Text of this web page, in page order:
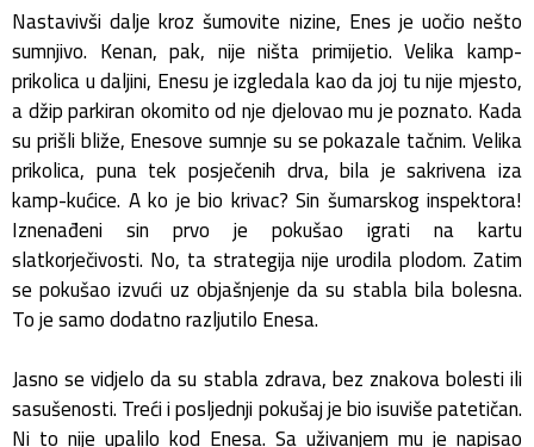
Nastavivši dalje kroz šumovite nizine, Enes je uočio nešto
sumnjivo. Kenan, pak, nije ništa primijetio. Velika kamp-
prikolica u daljini, Enesu je izgledala kao da joj tu nije mjesto,
a džip parkiran okomito od nje djelovao mu je poznato. Kada
su prišli bliže, Enesove sumnje su se pokazale tačnim. Velika
prikolica, puna tek posječenih drva, bila je sakrivena iza
kamp-kućice. A ko je bio krivac? Sin šumarskog inspektora!
Iznenađeni sin prvo je pokušao igrati na kartu
slatkorječivosti. No, ta strategija nije urodila plodom. Zatim
se pokušao izvući uz objašnjenje da su stabla bila bolesna.
To je samo dodatno razljutilo Enesa.
Jasno se vidjelo da su stabla zdrava, bez znakova bolesti ili
sasušenosti. Treći i posljednji pokušaj je bio isuviše patetičan.
Ni to nije upalilo kod Enesa. Sa uživanjem mu je napisao